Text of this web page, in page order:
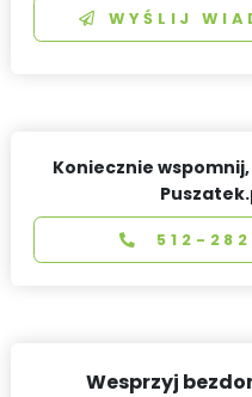
WYŚLIJ
Koniecznie wspomnij,
512-
Wesprzyj